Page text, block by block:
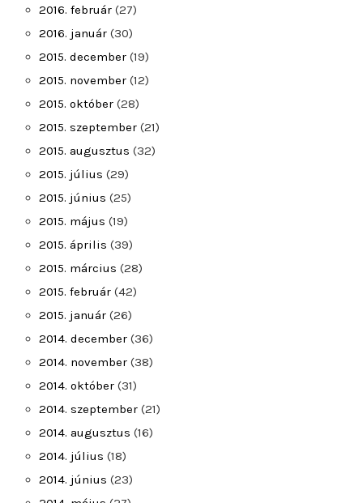
2016. február (27)
2016. január (30)
2015. december (19)
2015. november (12)
2015. október (28)
2015. szeptember (21)
2015. augusztus (32)
2015. július (29)
2015. június (25)
2015. május (19)
2015. április (39)
2015. március (28)
2015. február (42)
2015. január (26)
2014. december (36)
2014. november (38)
2014. október (31)
2014. szeptember (21)
2014. augusztus (16)
2014. július (18)
2014. június (23)